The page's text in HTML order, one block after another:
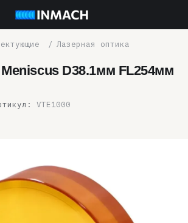
Лазерная оптика
D38.1мм FL254мм
VTE1000